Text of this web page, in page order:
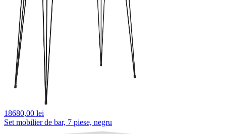
18680,00 lei
Set mobilier de bar, 7 piese, negru